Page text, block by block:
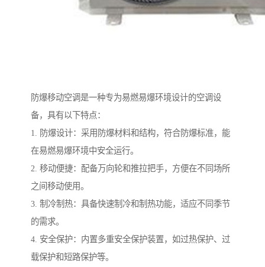
防爆移动空调是一种专为易燃易爆环境设计的空调设
备，具有以下特点：
1. 防爆设计：采用防爆材料和结构，符合防爆标准，能
在易燃易爆环境中安全运行。
2. 移动便捷：配备万向轮和推拉把手，方便在不同场所
之间移动使用。
3. 制冷制热：具备快速制冷和制热功能，适应不同季节
的需求。
4. 安全保护：内置多重安全保护装置，如过热保护、过
载保护和短路保护等。